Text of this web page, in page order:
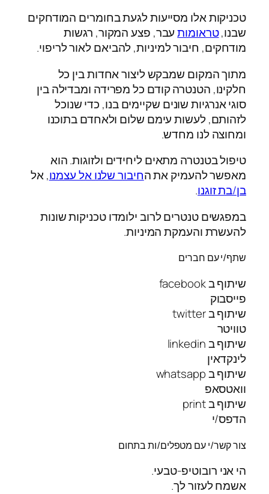
טכניקות אלו מסייעות לגעת בחומרים המודחקים
שבנו,טראומותעבר, פצע המקור, רגשות
מודחקים, חיבור למיניות, להביאם לאור לריפוי.
מתוך המקום שמבקש ליצור אחדות בין כל
חלקינו, הטנטרה קודם כל מפרידה ומבדילה בין
סוגי אנרגיות שונים שקיימים בנו, כדי שנוכל
לזהותם, לעשות עימם שלום ולאחדם בתוכנו
ומחוצה לנו מחדש.
טיפול בטנטרה מתאים ליחידים ולזוגות. הוא
מאפשר להעמיק את החיבור שלנו אל עצמנו, אל
בן/בת זוגנו.
במפגשים טנטרים לרוב ילומדו טכניקות שונות
להעשרת והעמקת המיניות.
שתף/י עם חברים
שיתוף ב facebook
פייסבוק
שיתוף ב twitter
טוויטר
שיתוף ב linkedin
לינקדאין
שיתוף ב whatsapp
וואטסאפ
שיתוף ב print
הדפס/י
צור קשר/י עם מטפלים/ות בתחום
הי אני רובוטיפ-טבעי.
אשמח לעזור לך.